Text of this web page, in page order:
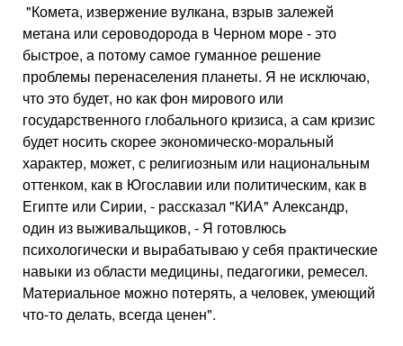
"Комета, извержение вулкана, взрыв залежей
метана или сероводорода в Черном море - это
быстрое, а потому самое гуманное решение
проблемы перенаселения планеты. Я не исключаю,
что это будет, но как фон мирового или
государственного глобального кризиса, а сам кризис
будет носить скорее экономическо-моральный
характер, может, с религиозным или национальным
оттенком, как в Югославии или политическим, как в
Египте или Сирии, - рассказал "КИА" Александр,
один из выживальщиков, - Я готовлюсь
психологически и вырабатываю у себя практические
навыки из области медицины, педагогики, ремесел.
Материальное можно потерять, а человек, умеющий
что-то делать, всегда ценен".